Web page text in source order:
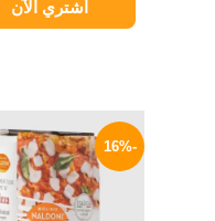
اشتري الآن
-16%
الأصلي
هو:
190 EGP.
هو:
159 EGP.